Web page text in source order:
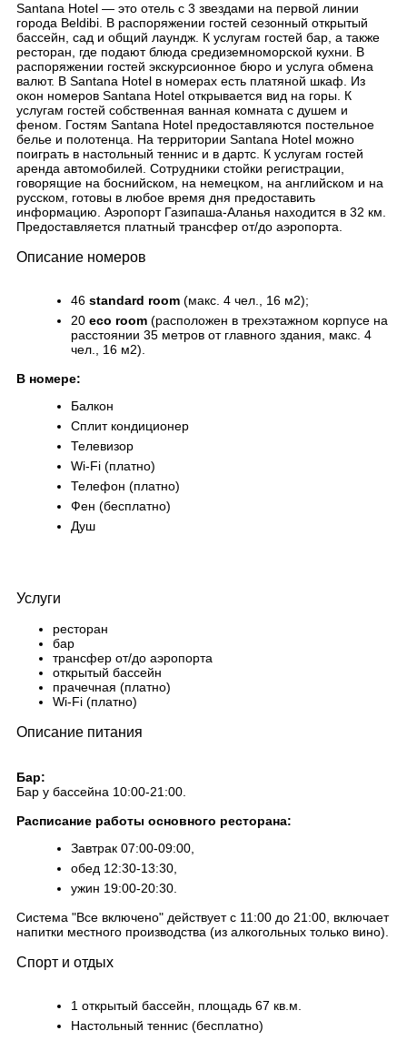
Santana Hotel — это отель с 3 звездами на первой линии
города Beldibi. В распоряжении гостей сезонный открытый
бассейн, сад и общий лаундж. К услугам гостей бар, а также
ресторан, где подают блюда средиземноморской кухни. В
распоряжении гостей экскурсионное бюро и услуга обмена
валют. В Santana Hotel в номерах есть платяной шкаф. Из
окон номеров Santana Hotel открывается вид на горы. К
услугам гостей собственная ванная комната с душем и
феном. Гостям Santana Hotel предоставляются постельное
белье и полотенца. На территории Santana Hotel можно
поиграть в настольный теннис и в дартс. К услугам гостей
аренда автомобилей. Сотрудники стойки регистрации,
говорящие на боснийском, на немецком, на английском и на
русском, готовы в любое время дня предоставить
информацию. Аэропорт Газипаша-Аланья находится в 32 км.
Предоставляется платный трансфер от/до аэропорта.
Описание номеров
46 standard room (макс. 4 чел., 16 м2);
20 есo room (расположен в трехэтажном корпусе на
расстоянии 35 метров от главного здания, макс. 4
чел., 16 м2).
В номере:
Балкон
Сплит кондиционер
Телевизор
Wi-Fi (платно)
Телефон (платно)
Фен (бесплатно)
Душ
Услуги
ресторан
бар
трансфер от/до аэропорта
открытый бассейн
прачечная (платно)
Wi-Fi (платно)
Описание питания
Бар:
Бар у бассейна 10:00-21:00.
Расписание работы основного ресторана:
Завтрак 07:00-09:00,
обед 12:30-13:30,
ужин 19:00-20:30.
Система "Все включено" действует с 11:00 до 21:00, включает
напитки местного производства (из алкогольных только вино).
Спорт и отдых
1 открытый бассейн, площадь 67 кв.м.
Настольный теннис (бесплатно)